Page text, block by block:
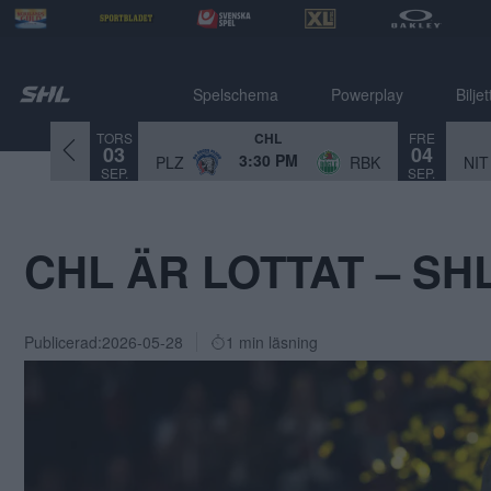
Spelschema Powerplay
TORS
03
SEP.
CHL
PLZ 3:30 PM RBK
FRE
04
SEP. NIT
CHL ÄR LOTTAT –
Publicerad:2026-05-28 1 min läsning